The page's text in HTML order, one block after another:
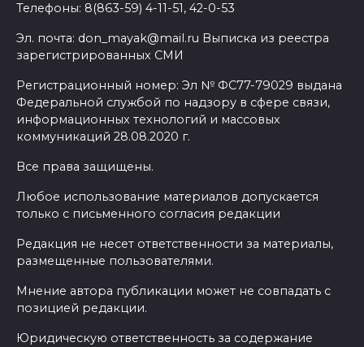
Телефоны: 8(863-59) 4-11-51, 42-0-53
Эл. почта: don_mayak@mail.ru Выписка из реестра
зарегистрированных СМИ
Регистрационный номер: Эл № ФС77-79029 выдана
Федеральной службой по надзору в сфере связи,
информационных технологий и массовых
коммуникаций 28.08.2020 г.
Все права защищены.
Любое использование материалов допускается
только с письменного согласия редакции
Редакция не несет ответственности за материалы,
размещенные пользователями.
Мнение автора публикации может не совпадать с
позицией редакции.
Юридическую ответственность за содержание